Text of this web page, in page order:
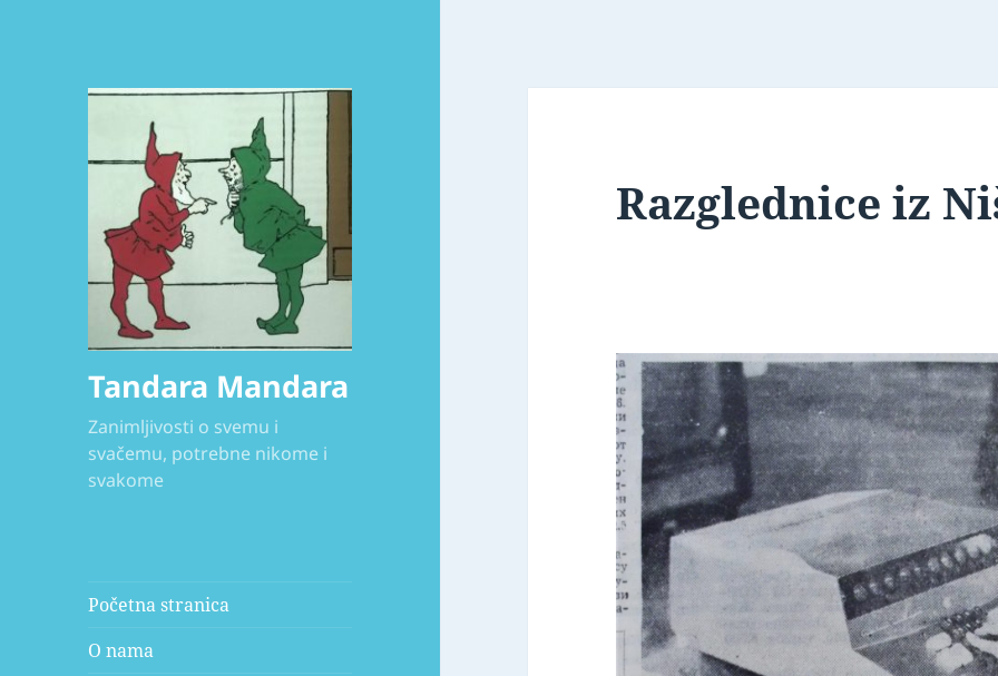
Tandara Mandara
Zanimljivosti o svemu i
svačemu, potrebne nikome i
svakome
Početna stranica
O nama
Razglednice iz